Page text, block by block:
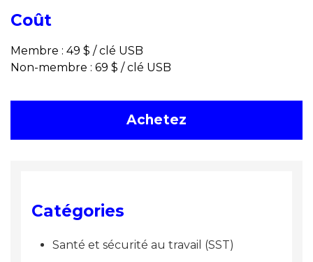
Coût
Membre : 49 $ / clé USB
Non-membre : 69 $ / clé USB
Achetez
Catégories
Santé et sécurité au travail (SST)